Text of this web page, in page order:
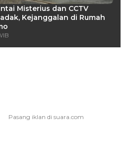
Misterius dan CCTV
Kejanggalan di Rumah